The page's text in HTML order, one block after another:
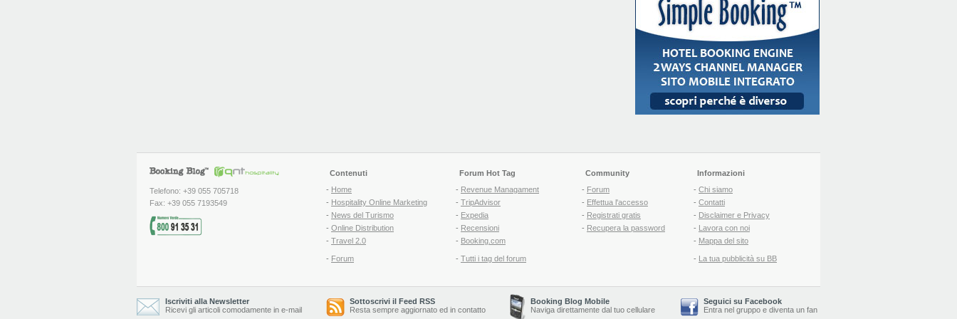
Telefono: +39 055 705718
Fax: +39 055 7193549
Contenuti
- Home
- Hospitality Online Marketing
- News del Turismo
- Online Distribution
- Travel 2.0
- Forum
Forum Hot Tag
- Revenue Managament
- TripAdvisor
- Expedia
- Recensioni
- Booking.com
- Tutti i tag del forum
Community
- Forum
- Effettua l'accesso
- Registrati gratis
- Recupera la password
Informazioni
- Chi siamo
- Contatti
- Disclaimer e Privacy
- Lavora con noi
- Mappa del sito
- La tua pubblicità su BB
Iscriviti alla Newsletter
Ricevi gli articoli comodamente in e-mail
Sottoscrivi il Feed RSS
Resta sempre aggiornato ed in contatto
Booking Blog Mobile
Naviga direttamente dal tuo cellulare
Seguici su Facebook
Entra nel gruppo e diventa un fan